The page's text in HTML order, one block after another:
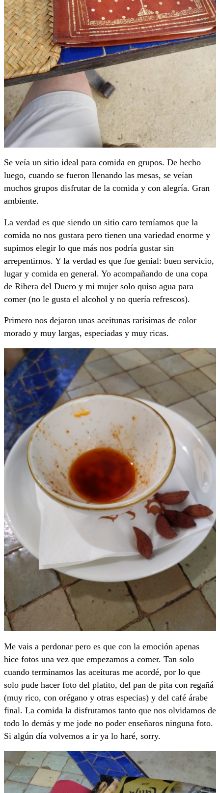
Se veía un sitio ideal para comida en grupos. De hecho
luego, cuando se fueron llenando las mesas, se veían
muchos grupos disfrutar de la comida y con alegría. Gran
ambiente.
La verdad es que siendo un sitio caro temíamos que la
comida no nos gustara pero tienen una variedad enorme y
supimos elegir lo que más nos podría gustar sin
arrepentirnos. Y la verdad es que fue genial: buen servicio,
lugar y comida en general. Yo acompañando de una copa
de Ribera del Duero y mi mujer solo quiso agua para
comer (no le gusta el alcohol y no quería refrescos).
Primero nos dejaron unas aceitunas rarísimas de color
morado y muy largas, especiadas y muy ricas.
Me vais a perdonar pero es que con la emoción apenas
hice fotos una vez que empezamos a comer. Tan solo
cuando terminamos las aceituras me acordé, por lo que
solo pude hacer foto del platito, del pan de pita con regañá
(muy rico, con orégano y otras especias) y del café árabe
final. La comida la disfrutamos tanto que nos olvidamos de
todo lo demás y me jode no poder enseñaros ninguna foto.
Si algún día volvemos a ir ya lo haré, sorry.